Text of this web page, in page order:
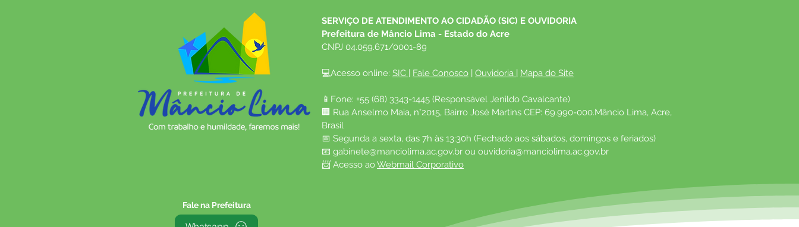
SERVIÇO DE ATENDIMENTO AO CIDADÃO (SIC) E OUVIDORIA
Prefeitura de Mâncio Lima - Estado do Acre
CNPJ 04.059.671/0001-89
💻Acesso online: SIC | Fale Conosco | Ouvidoria | Mapa do Site
📱Fone: +55 (68) 3343-1445 (Responsável Jenildo Cavalcante)
🏢 Rua Anselmo Maia, n°2015, Bairro José Martins CEP: 69.990-000.Mâncio Lima, Acre,
Brasil
📅 Segunda a sexta, das 7h às 13:30h (Fechado aos sábados, domingos e feriados)
📧 gabinete@manciolima.ac.gov.br ou ouvidoria@manciolima.ac.gov.br
📨 Acesso ao Webmail Corporativo
Fale na Prefeitura